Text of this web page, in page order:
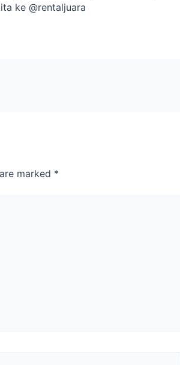
ke @rentaljuara
marked *